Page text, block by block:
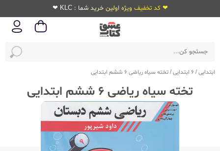
❤ کد تخفیف ویژه اولین خرید شما : KLC ❤
ابتدایی/ 6 ابتدایی /تخته سیاه ریاضی 6 ششم ابتدایی
تخته سیاه ریاضی 6 ششم ابتدایی